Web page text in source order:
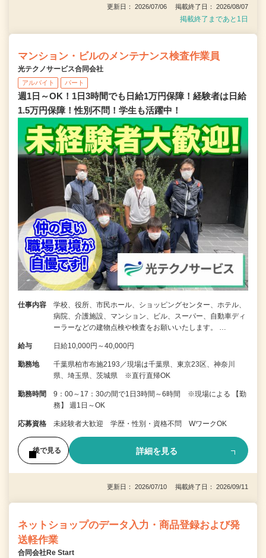
更新日： 2026/07/06 掲載終了日： 2026/08/07
掲載終了まであと1日
マンション・ビルのメンテナンス検査作業員
光テクノサービス合同会社
アルバイト パート
週1日～OK！1日3時間でも日給1万円保障！経験者は日給
1.5万円保障！性別不問！学生も活躍中！
仕事内容
学校、役所、市民ホール、ショッピングセンター、ホテル、
病院、介護施設、マンション、ビル、スーパー、自動車ディ
ーラーなどの建物点検や検査をお願いいたします。 …
給与 日給10,000円～40,000円
勤務地
千葉県柏市布施2193／現場は千葉県、東京23区、神奈川
県、埼玉県、茨城県 ※直行直帰OK
勤務時間
9：00～17：30の間で1日3時間～6時間 ※現場による 【勤
務】 週1日～OK
応募資格 未経験者大歓迎 学歴・性別・資格不問 WワークOK
後で見る 詳細を見る
更新日： 2026/07/10 掲載終了日： 2026/09/11
ネットショップのデータ入力・商品登録および発
送軽作業
合同会社Re Start